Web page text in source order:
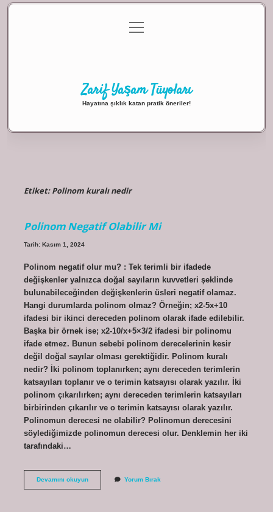
Gizlilik Politikası
menüyü
aç
Zarif Yaşam Tüyoları
Hayatına şıklık katan pratik öneriler!
Etiket:Polinom kuralı nedir
Polinom Negatif Olabilir Mi
Tarih: Kasım 1, 2024
Polinom negatif olur mu? : Tek terimli bir ifadede
değişkenler yalnızca doğal sayıların kuvvetleri şeklinde
bulunabileceğinden değişkenlerin üsleri negatif olamaz.
Hangi durumlarda polinom olmaz? Örneğin; x2-5x+10
ifadesi bir ikinci dereceden polinom olarak ifade edilebilir.
Başka bir örnek ise; x2-10/x+5×3/2 ifadesi bir polinomu
ifade etmez. Bunun sebebi polinom derecelerinin kesir
değil doğal sayılar olması gerektiğidir. Polinom kuralı
nedir? İki polinom toplanırken; aynı dereceden terimlerin
katsayıları toplanır ve o terimin katsayısı olarak yazılır. İki
polinom çıkarılırken; aynı dereceden terimlerin katsayıları
birbirinden çıkarılır ve o terimin katsayısı olarak yazılır.
Polinomun derecesi ne olabilir? Polinomun derecesini
söylediğimizde polinomun derecesi olur. Denklemin her iki
tarafındaki…
Devamını okuyunPolinom
Yorum Bırak